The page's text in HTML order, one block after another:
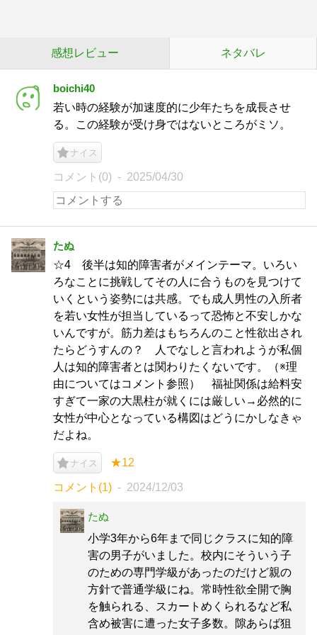
感想レビュー ネタバレ
boichi40
若い時の経験が加速度的に少年たちを成長させ
る。この経験が受け身ではないところがミソ。
ナイス
コメント(0) 2025/04/30
たぬ
☆4 後半は知的障害者がメインテーマ。いろい
ろなことに挑戦してその人に合うものを見つけて
いくという姿勢には共感。でも成人男性の入所者
を若い女性が担当しているって恐怖と不安しかな
いんですが。筋力差はもちろんのこと性欲出され
たらどうすんの？ 人でなしと言われようが私個
人は知的障害者とは関わりたくないです。（※理
由についてはコメント参照） 福祉関係は給料安
すぎて一家の大黒柱が就くには厳しい→必然的に
女性が中心となっている構図はどうにかしなきゃ
だよね。
ナイス ★12
コメント(1) 2024/12/03
たぬ
小学3年から6年まで同じクラスに知的障
害の男子がいました。校内にそういう子
のための専門学級があったのだけど親の
方針で普通学級にね。常時性欲全開で胸
を触られる、スカートめくられるなど私
含め被害に遭った女子多数。隙あらば狙